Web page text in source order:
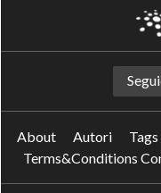
svolgono
05 Ago 2026
Focus
ESG 2025
ESG